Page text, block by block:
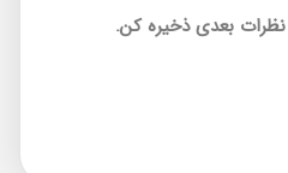
بعدی ذخیره کن.